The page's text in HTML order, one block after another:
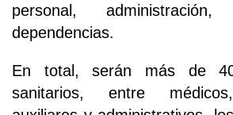
personal,
dependencias.
En total, serán más de 40
sanitarios, entre